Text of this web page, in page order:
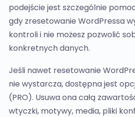
podejście jest szczególnie
gdy zresetowanie WordPressa
kontroli i nie możesz pozwolić
konkretnych danych.
Jeśli nawet resetowanie
nie wystarcza, dostępna jest
(PRO). Usuwa ona całą
wtyczki, motywy, media, pliki